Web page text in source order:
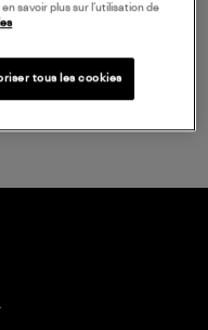
savoir plus sur l’utilisation de
tous les cookies